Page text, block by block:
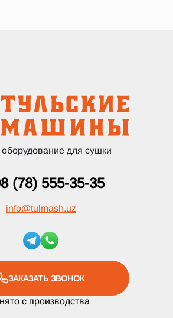
для сушки
(78) 555-35-35
info@tulmash.uz
ЗАКАЗАТЬ ЗВОНОК
с производства